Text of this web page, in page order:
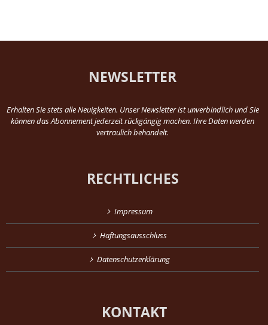
NEWSLETTER
Erhalten Sie stets alle Neuigkeiten. Unser Newsletter ist unverbindlich und Sie
können das Abonnement jederzeit rückgängig machen. Ihre Daten werden
vertraulich behandelt.
RECHTLICHES
Impressum
Haftungsausschluss
Datenschutzerklärung
KONTAKT